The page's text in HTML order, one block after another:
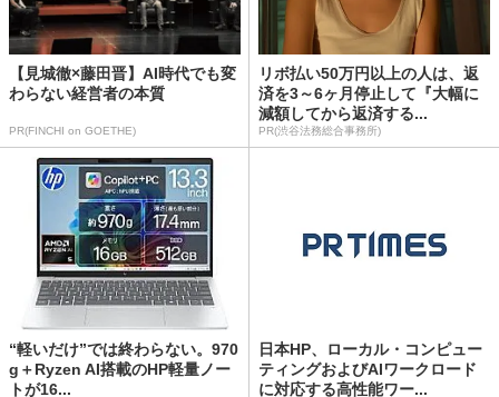
【見城徹×藤田晋】AI時代でも変
わらない経営者の本質
PR(FINCHI on GOETHE)
リボ払い50万円以上の人は、返
済を3～6ヶ月停止して『大幅に
減額してから返済する...
PR(渋谷法務総合事務所)
“軽いだけ”では終わらない。970
g＋Ryzen AI搭載のHP軽量ノー
トが16...
日本HP、ローカル・コンピュー
ティングおよびAIワークロード
に対応する高性能ワー...